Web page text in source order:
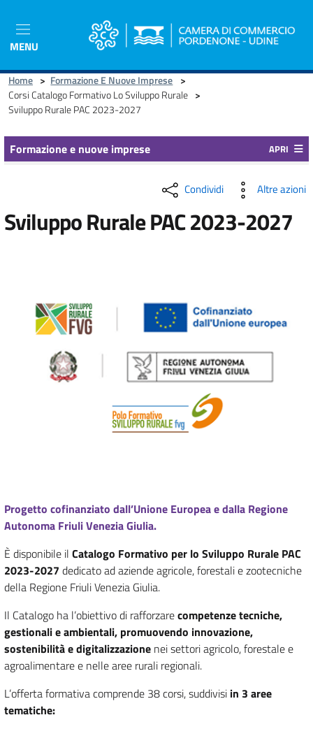
contenuto
MENU
Home > Formazione E Nuove Imprese >
Corsi Catalogo Formativo Lo Sviluppo Rurale >
Sviluppo Rurale PAC 2023-2027
Formazione e nuove imprese APRI
Condividi Altre azioni
Sviluppo Rurale PAC 2023-2027
Progetto cofinanziato dall’Unione Europea e dalla Regione
Autonoma Friuli Venezia Giulia.
È disponibile il Catalogo Formativo per lo Sviluppo Rurale PAC
2023-2027 dedicato ad aziende agricole, forestali e zootecniche
della Regione Friuli Venezia Giulia.
Il Catalogo ha l’obiettivo di rafforzarecompetenze tecniche,
gestionali e ambientali, promuovendo innovazione,
sostenibilità e digitalizzazione nei settori agricolo, forestale e
agroalimentare e nelle aree rurali regionali.
L’offerta formativa comprende 38 corsi, suddivisi in 3 aree
tematiche: